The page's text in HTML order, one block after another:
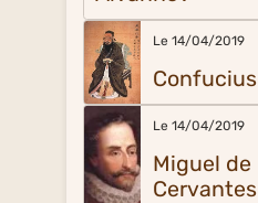
Le 14/04/2019
Confucius
Le 14/04/2019
Miguel de
Cervantes